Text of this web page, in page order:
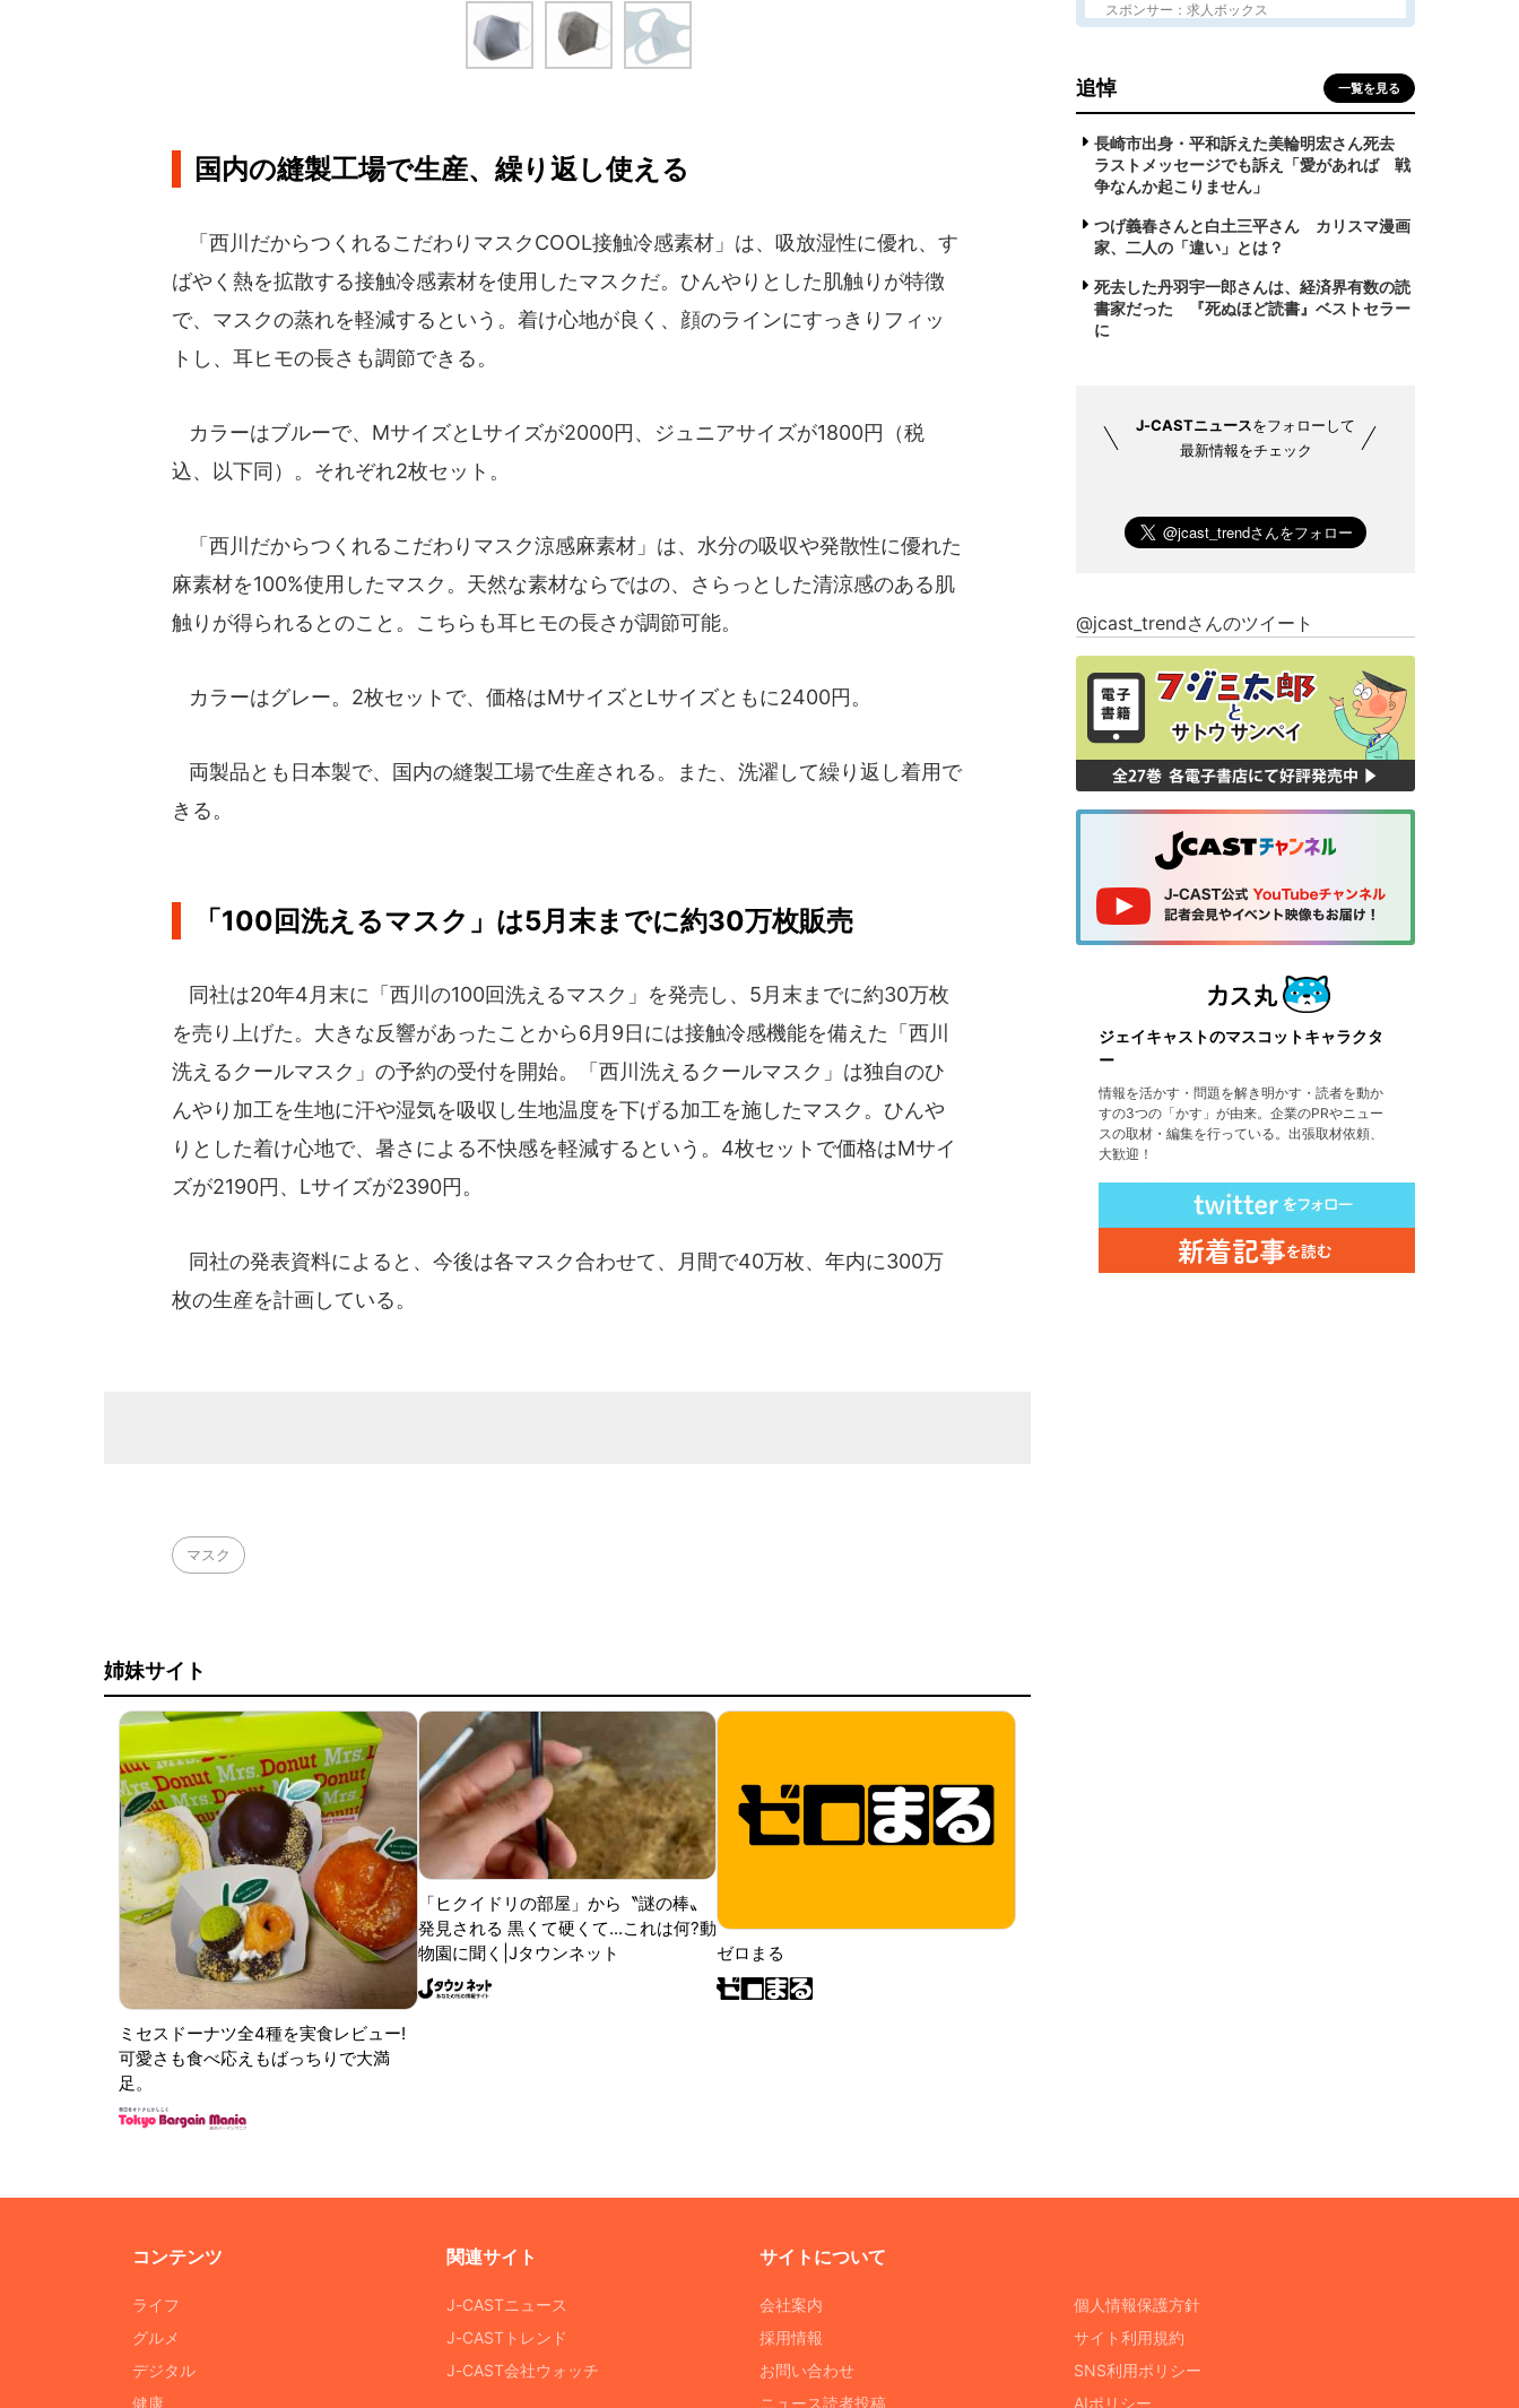
国内の縫製工場で生産、繰り返し使える
「西川だからつくれるこだわりマスクCOOL接触冷感素材」は、吸放湿性に優れ、す
ばやく熱を拡散する接触冷感素材を使用したマスクだ。ひんやりとした肌触りが特徴
で、マスクの蒸れを軽減するという。着け心地が良く、顔のラインにすっきりフィッ
トし、耳ヒモの長さも調節できる。
カラーはブルーで、MサイズとLサイズが2000円、ジュニアサイズが1800円（税
込、以下同）。それぞれ2枚セット。
「西川だからつくれるこだわりマスク涼感麻素材」は、水分の吸収や発散性に優れた
麻素材を100%使用したマスク。天然な素材ならではの、さらっとした清涼感のある肌
触りが得られるとのこと。こちらも耳ヒモの長さが調節可能。
カラーはグレー。2枚セットで、価格はMサイズとLサイズともに2400円。
両製品とも日本製で、国内の縫製工場で生産される。また、洗濯して繰り返し着用で
きる。
「100回洗えるマスク」は5月末までに約30万枚販売
同社は20年4月末に「西川の100回洗えるマスク」を発売し、5月末までに約30万枚
を売り上げた。大きな反響があったことから6月9日には接触冷感機能を備えた「西川
洗えるクールマスク」の予約の受付を開始。「西川洗えるクールマスク」は独自のひ
んやり加工を生地に汗や湿気を吸収し生地温度を下げる加工を施したマスク。ひんや
りとした着け心地で、暑さによる不快感を軽減するという。4枚セットで価格はMサイ
ズが2190円、Lサイズが2390円。
同社の発表資料によると、今後は各マスク合わせて、月間で40万枚、年内に300万
枚の生産を計画している。
マスク
姉妹サイト
ミセスドーナツ全4種を実食レビュー!
可愛さも食べ応えもばっちりで大満
足。
「ヒクイドリの部屋」から〝謎の棒〟
発見される 黒くて硬くて...これは何?動
物園に聞く|Jタウンネット
ゼロまる
スポンサー：求人ボックス
追悼 一覧を見る
長崎市出身・平和訴えた美輪明宏さん死去
ラストメッセージでも訴え「愛があれば 戦
争なんか起こりません」
つげ義春さんと白土三平さん カリスマ漫画
家、二人の「違い」とは？
死去した丹羽宇一郎さんは、経済界有数の読
書家だった 『死ぬほど読書』ベストセラー
に
J-CASTニュースをフォローして
最新情報をチェック
@jcast_trendさんのツイート
ジェイキャストのマスコットキャラクタ
ー
情報を活かす・問題を解き明かす・読者を動か
すの3つの「かす」が由来。企業のPRやニュー
スの取材・編集を行っている。出張取材依頼、
大歓迎！
コンテンツ
ライフ
グルメ
デジタル
健康
関連サイト
J-CASTニュース
J-CASTトレンド
J-CAST会社ウォッチ
サイトについて
会社案内
採用情報
お問い合わせ
ニュース読者投稿
個人情報保護方針
サイト利用規約
SNS利用ポリシー
AIポリシー